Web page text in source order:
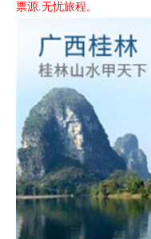
票源.无忧旅程。